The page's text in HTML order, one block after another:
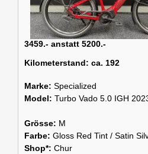
3459.- anstatt 5200.-
Kilometerstand: ca. 192
Marke: Specialized
Model: Turbo Vado 5.0 IGH
Grösse: M
Farbe: Gloss Red Tint / Satin
Shop*: Chur